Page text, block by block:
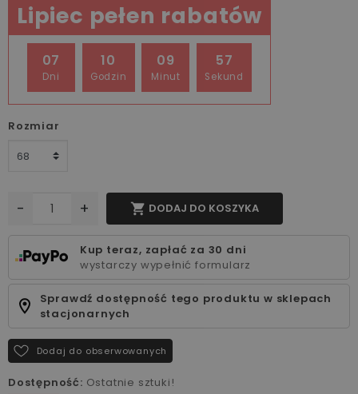
Lipiec pełen rabatów
07
Dni
10
Godzin
09
Minut
57
Sekund
Rozmiar
- +  DODAJ DO KOSZYKA
Kup teraz, zapłać za 30 dni
wystarczy wypełnić formularz
Sprawdź dostępność tego produktu w sklepach
stacjonarnych
Dodaj do obserwowanych
Dostępność: Ostatnie sztuki!